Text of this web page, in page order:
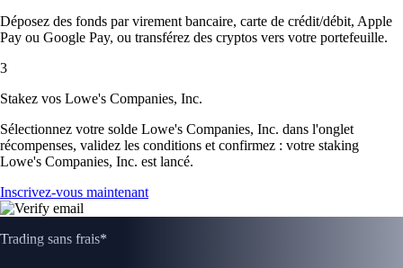
Déposez des fonds par virement bancaire, carte de crédit/débit, Apple
Pay ou Google Pay, ou transférez des cryptos vers votre portefeuille.
3
Stakez vos Lowe's Companies, Inc.
Sélectionnez votre solde Lowe's Companies, Inc. dans l'onglet
récompenses, validez les conditions et confirmez : votre staking
Lowe's Companies, Inc. est lancé.
Inscrivez-vous maintenant
Trading sans frais*